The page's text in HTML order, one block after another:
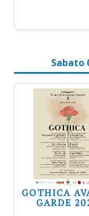
Sabato
GOTHICA
GARDE